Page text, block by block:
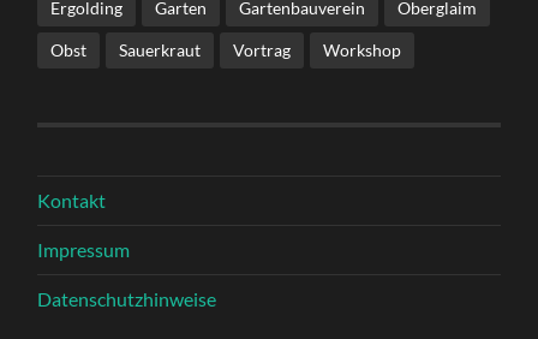
Ergolding Garten Gartenbauverein Oberglaim
Obst Sauerkraut Vortrag Workshop
Kontakt
Impressum
Datenschutzhinweise